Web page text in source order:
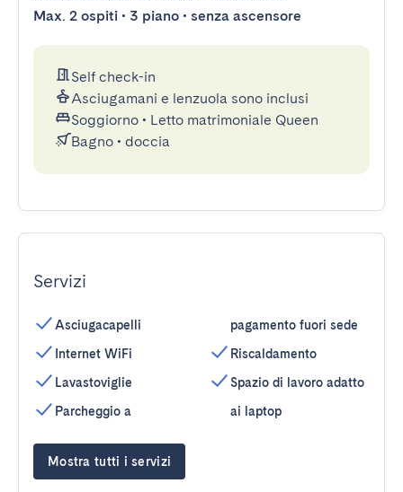
Max. 2 ospiti • 3 piano • senza ascensore
Self check-in
Asciugamani e lenzuola sono inclusi
Soggiorno • Letto matrimoniale Queen
Bagno • doccia
Servizi
Asciugacapelli
Internet WiFi
Lavastoviglie
Parcheggio a
pagamento fuori sede
Riscaldamento
Spazio di lavoro adatto
ai laptop
Mostra tutti i servizi